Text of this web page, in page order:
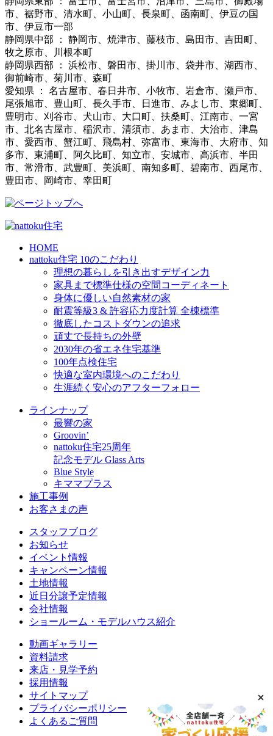
市、裾野市、清水町、小山町、長泉町、函南町、伊豆の国
市、伊豆市一部
静岡県中部 ： 静岡市、焼津市、藤枝市、島田市、吉田町、
牧之原市、川根本町
静岡県西部 ： 浜松市、磐田市、掛川市、袋井市、湖西市、
御前崎市、菊川市、森町
愛知県 ： 名古屋市、春日井市、小牧市、岩倉市、瀬戸市、
尾張旭市、豊山町、長久手市、日進市、みよし市、東郷町、
豊明市、刈谷市、犬山市、大口町、扶桑町、江南市、一宮
市、北名古屋市、稲沢市、清須市、あま市、大治市、津島
市、愛西市、蟹江町、飛島村、弥富市、東海市、大府市、知
多市、東浦町、阿久比町、知立市、安城市、高浜市、半田
市、常滑市、武豊町、美浜町、南知多町、碧南市、西尾市、
豊田市、岡崎市、幸田町
HOME
nattoku住宅 10のこだわり
理想の暮らしを引き出すデザイン力
家具まで標準仕様の空間コーディネート
身体に優しい自然素材の家
耐震等級3 & 許容応力度計算 全棟標準
徹底したコストダウンの追求
頑丈で長持ちの外壁
2030年の省エネ住宅基準
100年点検住宅
快適な室内環境へのこだわり
生涯続く安心のアフターフォロー
ラインナップ
最響の家
Groovin’
nattoku住宅25周年
記念モデル Glass Arts
Blue Style
キママプラス
施工事例
お客さまの声
スタッフブログ
お知らせ
イベント情報
キャンペーン情報
土地情報
近日分譲予定情報
会社情報
ショールーム・モデルハウス紹介
動画ギャラリー
資料請求
来店・見学予約
採用情報
サイトマップ
プライバシーポリシー
よくあるご質問